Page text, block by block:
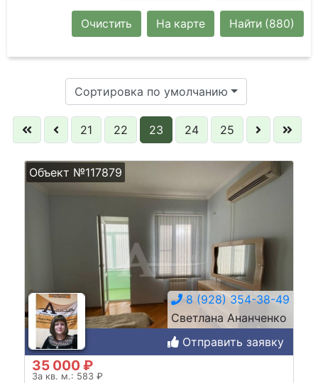
Найти (880)
На карте
Очистить
Сортировка по умолчанию
21 22 23 24 25
Объект №117879
8 (928) 354-38-49
Светлана Ананченко
Отправить заявку
35 000 ₽
За кв. м.: 583 ₽